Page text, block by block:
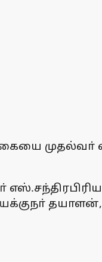
முதல்வா்